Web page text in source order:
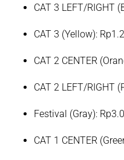
CAT 3 LEFT/RIGHT
CAT 3 (Yellow):
CAT 2 CENTER
CAT 2 LEFT/RIGHT
Festival (Gray):
CAT 1 CENTER